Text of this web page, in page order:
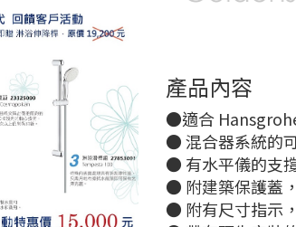
產品內容
●適合
● 混合器系統的
● 有水平儀的支
● 附建築保護蓋
● 附有尺寸指示